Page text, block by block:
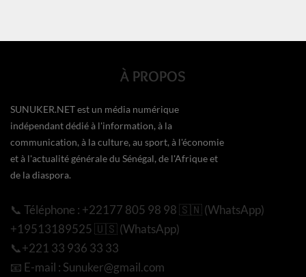
À PROPOS
SUNUKER.NET est un média numérique
indépendant dédié à l'information, à la
communication, à la culture, au sport, à l'économie
et à l'actualité générale du Sénégal, de l'Afrique et
de la diaspora.
📞 Téléphone : +22177 805 98 98 🇸🇳 (WhatsApp)
+19513189525 🇺🇸 (WhatsApp)
📞+221 33 936 33 33
📧 E-mail : Sunuker@gmail.com